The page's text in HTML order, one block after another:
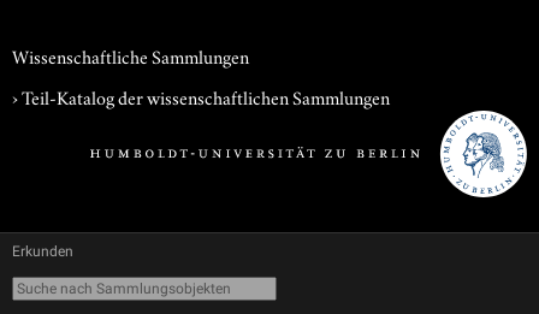
Wissenschaftliche Sammlungen
› Teil-Katalog der wissenschaftlichen Sammlungen
Erkunden